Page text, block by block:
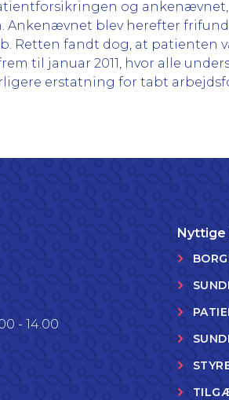
og
Ankenævnet blev herefter
Retten fandt dog, at patienten
til januar 2011, hvor alle
erstatning for tabt
- 14.00
Nyttige